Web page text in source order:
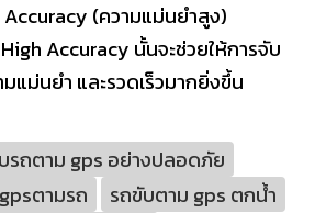
(ความแม่นยำสูง)
Accuracy นั้นจะช่วยให้การจับ
ม่นยำ และรวดเร็วมากยิ่งขึ้น
รถตาม gps อย่างปลอดภัย
gpsตามรถ
รถขับตาม gps ตกน้ํา